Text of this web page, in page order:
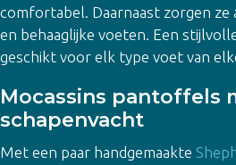
comfortabel. Daarnaast zorgen ze
en behaaglijke voeten. Een
geschikt voor elk type voet van
Mocassins pantoffels
schapenvacht
Met een paar handgemaakte